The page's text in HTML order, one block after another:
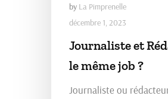
by La Pimprenelle
décembre 1, 2023
Journaliste et
le même job ?
Journaliste ou